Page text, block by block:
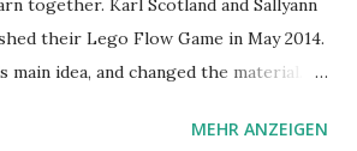
their Lego Flow Game in May 2014.
idea, and changed the material.
Game. These are the instructions of
MEHR ANZEIGEN